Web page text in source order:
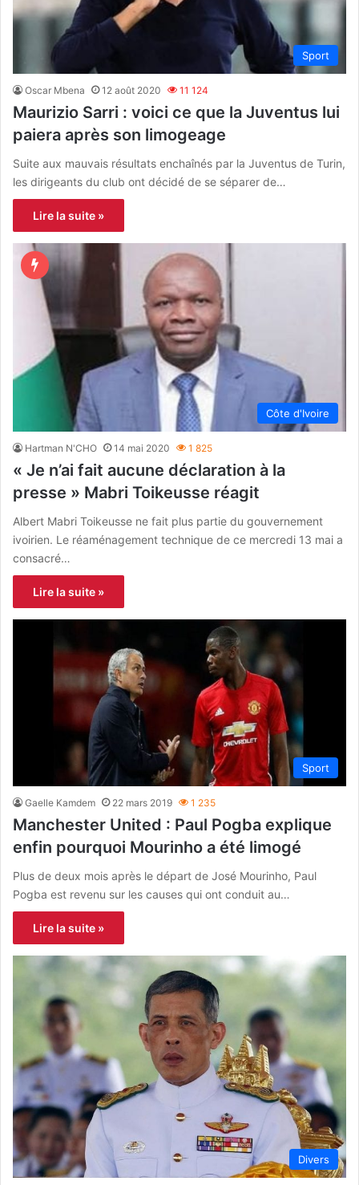
Sport
Oscar Mbena 12 août 2020 11 124
Maurizio Sarri : voici ce que la Juventus lui
paiera après son limogeage
Suite aux mauvais résultats enchaînés par la Juventus de Turin,
les dirigeants du club ont décidé de se séparer de…
Lire la suite »
Côte d'Ivoire
Hartman N'CHO 14 mai 2020 1 825
« Je n’ai fait aucune déclaration à la
presse » Mabri Toikeusse réagit
Albert Mabri Toikeusse ne fait plus partie du gouvernement
ivoirien. Le réaménagement technique de ce mercredi 13 mai a
consacré…
Lire la suite »
Sport
Gaelle Kamdem 22 mars 2019 1 235
Manchester United : Paul Pogba explique
enfin pourquoi Mourinho a été limogé
Plus de deux mois après le départ de José Mourinho, Paul
Pogba est revenu sur les causes qui ont conduit au…
Lire la suite »
Divers